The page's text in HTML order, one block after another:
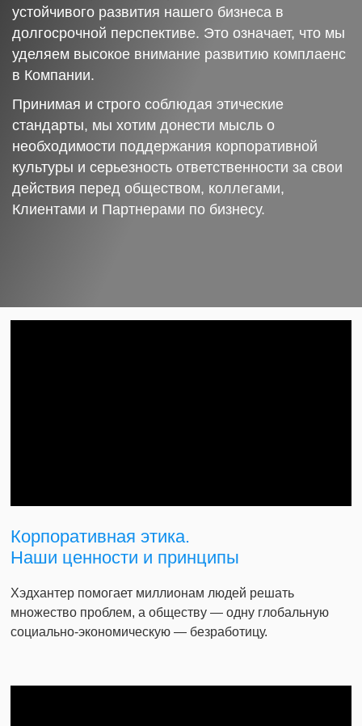
устойчивого развития нашего бизнеса в
долгосрочной перспективе. Это означает, что мы
уделяем высокое внимание развитию комплаенс
в Компании.
Принимая и строго соблюдая этические
стандарты, мы хотим донести мысль о
необходимости поддержания корпоративной
культуры и серьезность ответственности за свои
действия перед обществом, коллегами,
Клиентами и Партнерами по бизнесу.
Корпоративная этика.
Наши ценности и принципы
Хэдхантер помогает миллионам людей решать
множество проблем, а обществу — одну глобальную
социально-экономическую — безработицу.